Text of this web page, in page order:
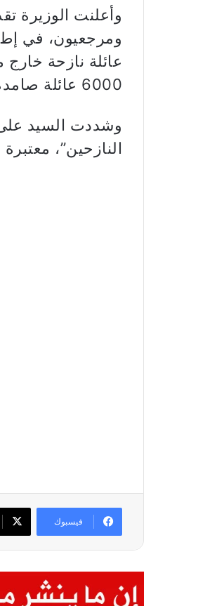
عائلة نازحة خارج
6000 عائلة صامدة في قرى بنت جبيل.
وشددت السيد
النازحين”،
فيسبوك